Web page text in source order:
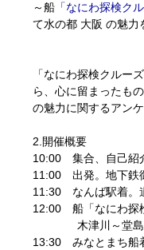
～船 「なにわ探検ク
て水の都 大阪 の魅力
「なにわ探検クルー
ら、心に留まったも
の魅力に関するアン
2.開催概要
10:00 集合、自己紹
11:00 出発。地下鉄
11:30 なんば駅着。
12:00 船「なにわ探
木津川～堂島川
13:30 みなとまち船